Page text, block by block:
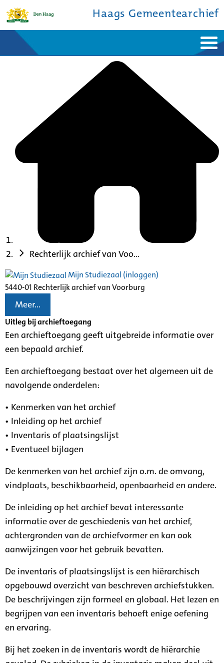
Haags Gemeentearchief
Bronnen en collecties
Rechterlijk archief van Voo...
Mijn Studiezaal (inloggen)
5440-01 Rechterlijk archief van Voorburg
Meer...
Uitleg bij archieftoegang
Een archieftoegang geeft uitgebreide informatie over
een bepaald archief.
Een archieftoegang bestaat over het algemeen uit de
navolgende onderdelen:
• Kenmerken van het archief
• Inleiding op het archief
• Inventaris of plaatsingslijst
• Eventueel bijlagen
De kenmerken van het archief zijn o.m. de omvang,
vindplaats, beschikbaarheid, openbaarheid en andere.
De inleiding op het archief bevat interessante
informatie over de geschiedenis van het archief,
achtergronden van de archiefvormer en kan ook
aanwijzingen voor het gebruik bevatten.
De inventaris of plaatsingslijst is een hiërarchisch
opgebouwd overzicht van beschreven archiefstukken.
De beschrijvingen zijn formeel en globaal. Het lezen en
begrijpen van een inventaris behoeft enige oefening
en ervaring.
Bij het zoeken in de inventaris wordt de hiërarchie